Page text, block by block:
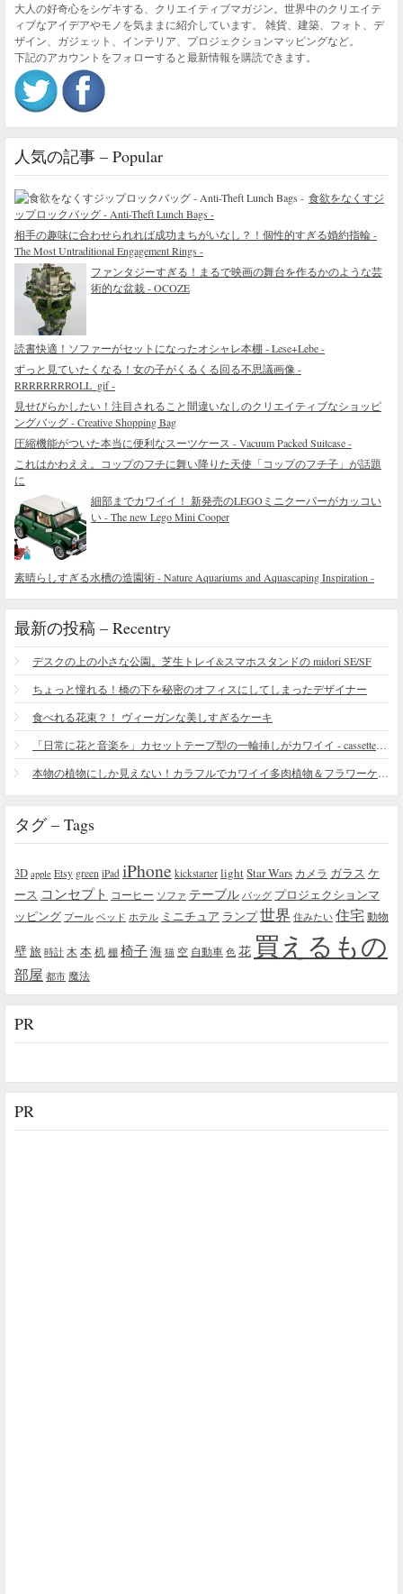
大人の好奇心をシゲキする、クリエイティブマガジン。世界中のクリエイテ
ィブなアイデアやモノを気ままに紹介しています。 雑貨、建築、フォト、デ
ザイン、ガジェット、インテリア、プロジェクションマッピングなど。
下記のアカウントをフォローすると最新情報を購読できます。
人気の記事 – Popular
食欲をなくすジ
ップロックバッグ - Anti-Theft Lunch Bags -
相手の趣味に合わせられれば成功まちがいなし？！個性的すぎる婚約指輪 -
The Most Untraditional Engagement Rings -
ファンタジーすぎる！まるで映画の舞台を作るかのような芸
術的な盆栽 - OCOZE
読書快適！ソファーがセットになったオシャレ本棚 - Lese+Lebe -
ずっと見ていたくなる！女の子がくるくる回る不思議画像 -
RRRRRRRROLL_gif -
見せびらかしたい！注目されること間違いなしのクリエイティブなショッピ
ングバッグ - Creative Shopping Bag
圧縮機能がついた本当に便利なスーツケース - Vacuum Packed Suitcase -
これはかわええ。コップのフチに舞い降りた天使「コップのフチ子」が話題
に
細部までカワイイ！ 新発売のLEGOミニクーパーがカッコい
い - The new Lego Mini Cooper
素晴らしすぎる水槽の造園術 - Nature Aquariums and Aquascaping Inspiration -
最新の投稿 – Recentry
デスクの上の小さな公園。芝生トレイ&スマホスタンドの midori SE/SF
ちょっと憧れる！橋の下を秘密のオフィスにしてしまったデザイナー
食べれる花束？！ ヴィーガンな美しすぎるケーキ
「日常に花と音楽を」カセットテープ型の一輪挿しがカワイイ - cassette vase
本物の植物にしか見えない！カラフルでカワイイ多肉植物＆フラワーケーキ
タグ – Tags
3D apple Etsy green iPad iPhone kickstarter lightStar Wars カメラ ガラス ケ
ース コンセプト コーヒー ソファ テーブル バッグ プロジェクションマ
ッピング プール ベッド ホテル ミニチュア ランプ世界 住みたい 住宅 動物
壁旅 時計 木本机 棚 椅子海 猫 空 自動車 色 花 買えるもの
部屋 都市 魔法
PR
PR